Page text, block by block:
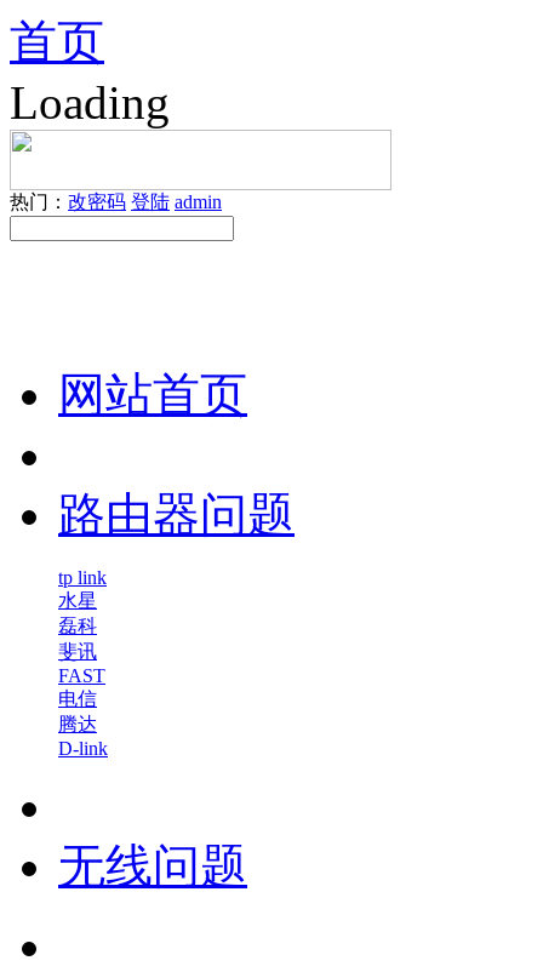
首页
Loading
热门： 改密码 登陆 admin
网站首页
路由器问题
tp link
水星
磊科
斐讯
FAST
电信
腾达
D-link
无线问题